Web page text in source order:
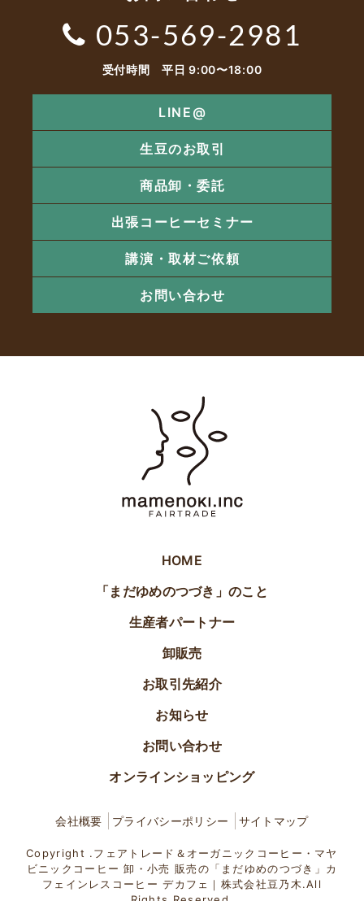
053-569-2981
受付時間 平日 9:00〜18:00
LINE@
生豆のお取引
商品卸・委託
出張コーヒーセミナー
講演・取材ご依頼
お問い合わせ
HOME
「まだゆめのつづき」のこと
生産者パートナー
卸販売
お取引先紹介
お知らせ
お問い合わせ
オンラインショッピング
会社概要 プライバシーポリシー サイトマップ
Copyright .フェアトレード＆オーガニックコーヒー・マヤ
ビニックコーヒー 卸・小売 販売の「まだゆめのつづき」カ
フェインレスコーヒー デカフェ｜株式会社豆乃木.All